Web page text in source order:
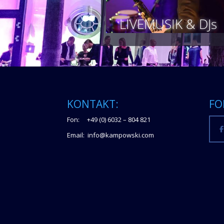
LIVEMUSIK & DJs
KONTAKT:
Fon: +49 (0) 6032 – 804 821
Email: info@kampowski.com